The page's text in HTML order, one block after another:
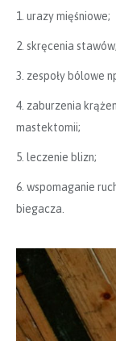
1. urazy mięśniowe;
2. skręcenia stawów;
3. zespoły bólowe
4. zaburzenia
mastektomii;
5. leczenie blizn;
6. wspomaganie
biegacza.